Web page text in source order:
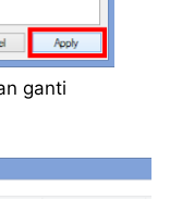
ganti